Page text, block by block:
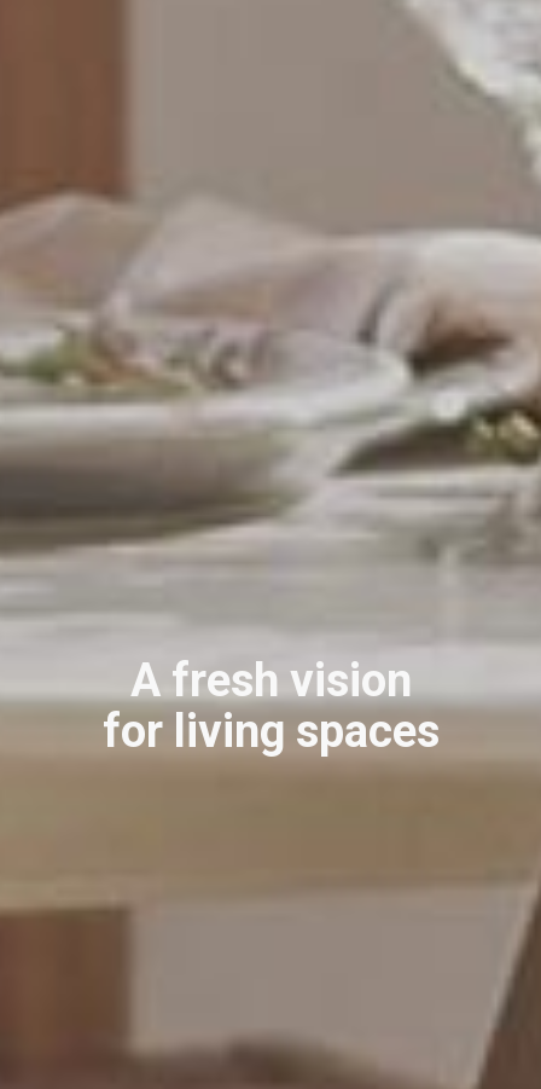
A fresh vision
for living spaces